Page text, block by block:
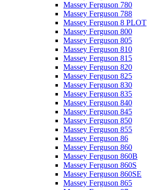
Massey Ferguson 780
Massey Ferguson 788
Massey Ferguson 8 PLOT
Massey Ferguson 800
Massey Ferguson 805
Massey Ferguson 810
Massey Ferguson 815
Massey Ferguson 820
Massey Ferguson 825
Massey Ferguson 830
Massey Ferguson 835
Massey Ferguson 840
Massey Ferguson 845
Massey Ferguson 850
Massey Ferguson 855
Massey Ferguson 86
Massey Ferguson 860
Massey Ferguson 860B
Massey Ferguson 860S
Massey Ferguson 860SE
Massey Ferguson 865